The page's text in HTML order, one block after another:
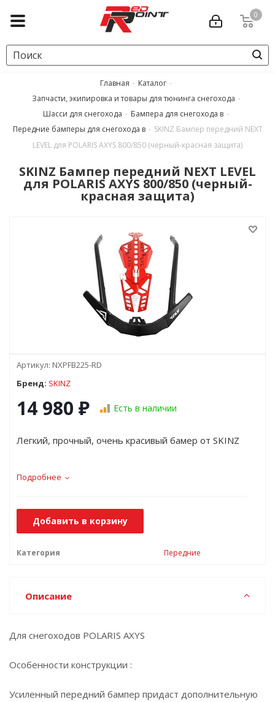
0
Главная - Каталог -
Запчасти, экипировка и товары для тюнинга снегохода -
Шасси для снегохода - Бампера для снегохода в -
Передние бамперы для снегохода в - SKINZ Бампер передний NEXT
LEVEL для POLARIS AXYS 800/850 (черный-красная защита)
SKINZ Бампер передний NEXT LEVEL
для POLARIS AXYS 800/850 (черный-
красная защита)
Артикул: NXPFB225-RD
Бренд: SKINZ
14 980 ₽ Есть в наличии
Легкий, прочный, очень красивый бамер от SKINZ
Подробнее
Добавить в корзину
Категория Передние
Описание
Для снегоходов POLARIS AXYS
Особенности конструкции :
Усиленный передний бампер придаст дополнительную